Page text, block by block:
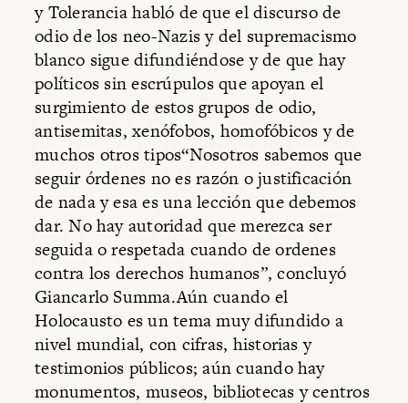
y Tolerancia habló de que el discurso de
odio de los neo-Nazis y del supremacismo
blanco sigue difundiéndose y de que hay
políticos sin escrúpulos que apoyan el
surgimiento de estos grupos de odio,
antisemitas, xenófobos, homofóbicos y de
muchos otros tipos“Nosotros sabemos que
seguir órdenes no es razón o justificación
de nada y esa es una lección que debemos
dar. No hay autoridad que merezca ser
seguida o respetada cuando de ordenes
contra los derechos humanos”, concluyó
Giancarlo Summa.Aún cuando el
Holocausto es un tema muy difundido a
nivel mundial, con cifras, historias y
testimonios públicos; aún cuando hay
monumentos, museos, bibliotecas y centros